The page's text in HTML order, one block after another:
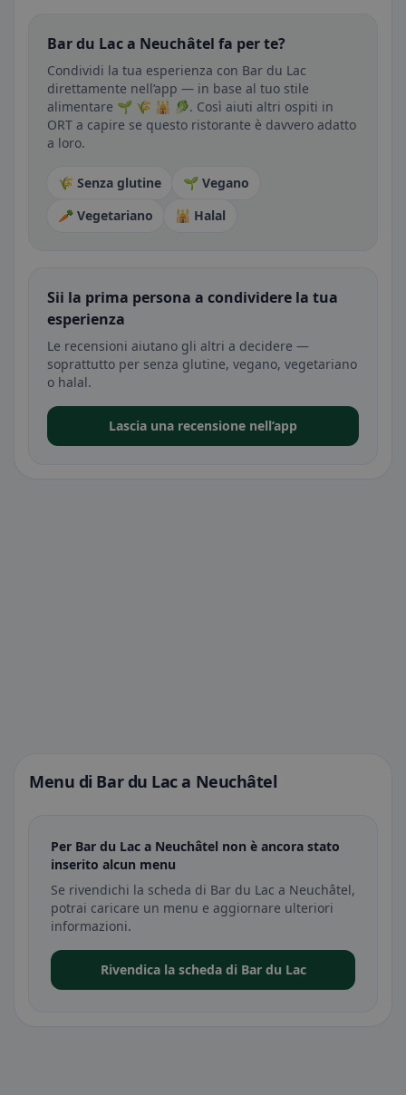
Bar du Lac a Neuchâtel fa per te?
Condividi la tua esperienza con Bar du Lac
direttamente nell’app — in base al tuo stile
alimentare 🌱 🌾 🕌 🥬. Così aiuti altri ospiti in
ORT a capire se questo ristorante è davvero adatto
a loro.
🌾 Senza glutine
🌱 Vegano
🥕 Vegetariano
🕌 Halal
Sii la prima persona a condividere la tua
esperienza
Le recensioni aiutano gli altri a decidere —
soprattutto per senza glutine, vegano, vegetariano
o halal.
Lascia una recensione nell’app
Menu di Bar du Lac a Neuchâtel
Per Bar du Lac a Neuchâtel non è ancora stato
inserito alcun menu
Se rivendichi la scheda di Bar du Lac a Neuchâtel,
potrai caricare un menu e aggiornare ulteriori
informazioni.
Rivendica la scheda di Bar du Lac